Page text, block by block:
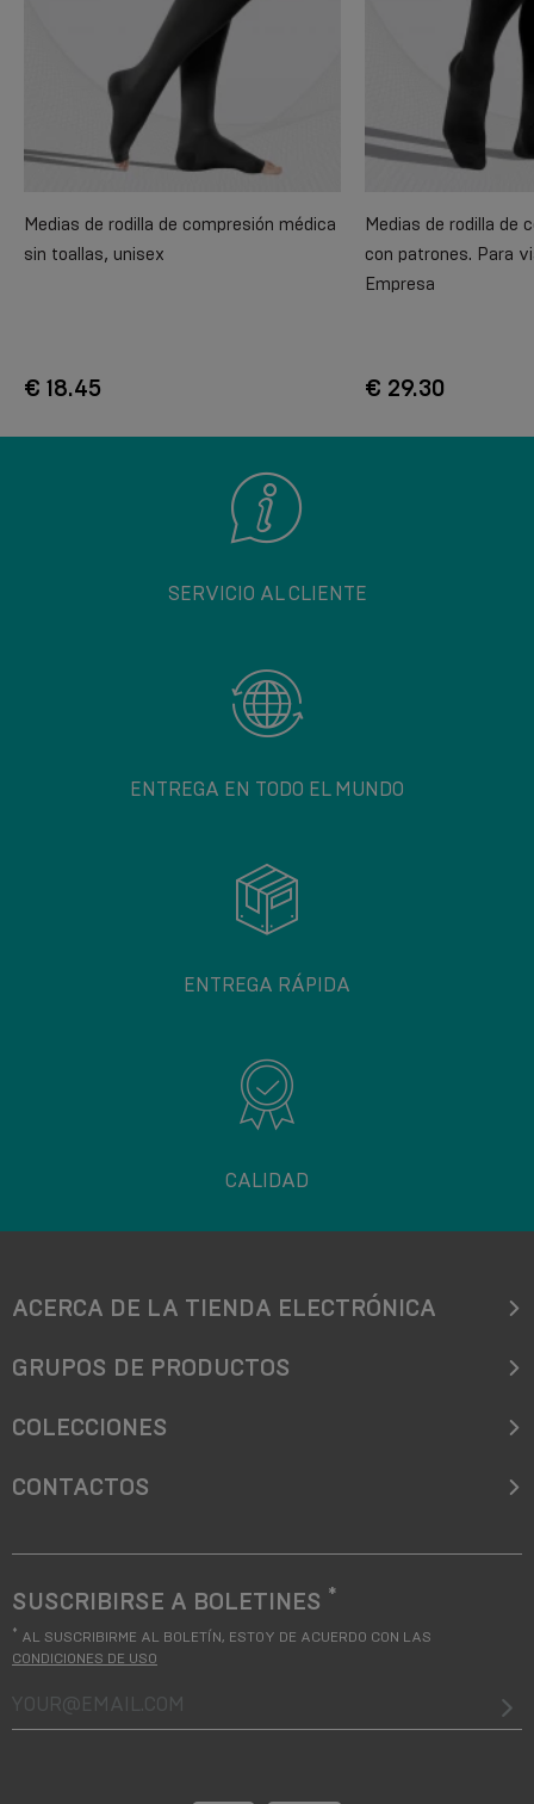
Medias de rodilla de compresión médica
sin toallas, unisex
€ 18.45
Medias de rodilla de
con patrones. Para
Empresa
€ 29.30
SERVICIO AL CLIENTE
ENTREGA EN TODO EL MUNDO
ENTREGA RÁPIDA
CALIDAD
ACERCA DE LA TIENDA ELECTRÓNICA
GRUPOS DE PRODUCTOS
COLECCIONES
CONTACTOS
SUSCRIBIRSE A BOLETINES *
* AL SUSCRIBIRME AL BOLETÍN, ESTOY DE ACUERDO CON LAS
CONDICIONES DE USO
your@email.com